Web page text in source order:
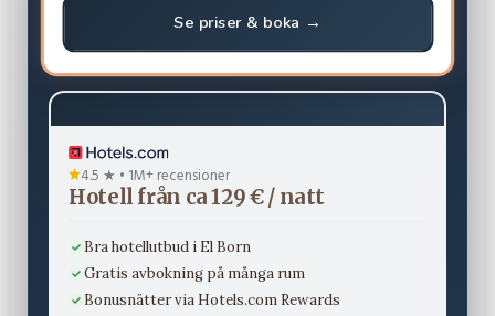
Se priser & boka →
4.5 ★ • 1M+ recensioner
Hotell från ca 129 € / natt
Bra hotellutbud i El Born
Gratis avbokning på många rum
Bonusnätter via Hotels.com Rewards